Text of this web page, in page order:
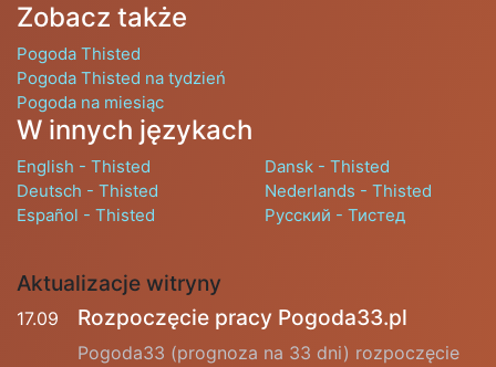
Zobacz także
Pogoda Thisted
Pogoda Thisted na tydzień
Pogoda na miesiąc
W innych językach
English - Thisted
Dansk - Thisted
Deutsch - Thisted
Nederlands - Thisted
Español - Thisted
Русский - Тистед
Aktualizacje witryny
17.09 Rozpoczęcie pracy Pogoda33.pl
Pogoda33 (prognoza na 33 dni) rozpoczęcie